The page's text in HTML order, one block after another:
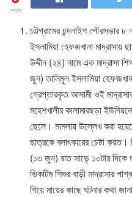
শেয়ার
চট্টগ্রামের চন্দনাইশ পৌরসভার
ইসলামিয়া হেফজখানা
উদ্দীন (২৪) নামে এক মাদ্রাসা
জুন) তালিমুল ইসলামিয়া
গ্রেপ্তারকৃত আসামী ওই
মহেশখালীর কালামারছড়া
ছেলে। মামলায় উল্লেখ করা
ছাত্রকে বলাৎকারের চেষ্টা করত।
(১৩ জুন) রাত সাড়ে ১০টার দিকে
ভিকটিম শিশুর বাড়ী মাদ্রাসার
গিয়ে মায়ের কাছে ঘটনার কথা